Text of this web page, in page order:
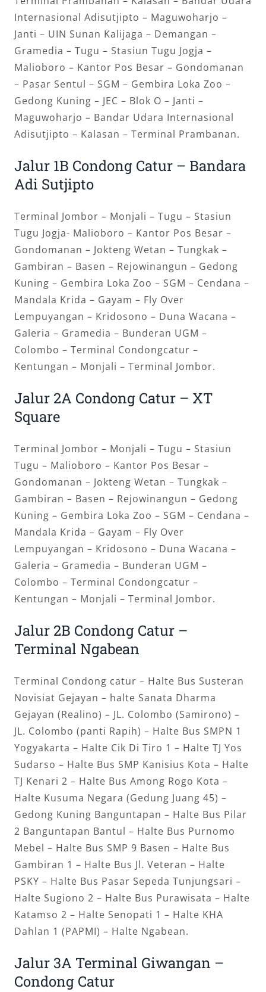
Internasional Adisutjipto – Maguwoharjo –
Janti – UIN Sunan Kalijaga – Demangan –
Gramedia – Tugu – Stasiun Tugu Jogja –
Malioboro – Kantor Pos Besar – Gondomanan
– Pasar Sentul – SGM – Gembira Loka Zoo –
Gedong Kuning – JEC – Blok O – Janti –
Maguwoharjo – Bandar Udara Internasional
Adisutjipto – Kalasan – Terminal Prambanan.
Jalur 1B Condong Catur – Bandara
Adi Sutjipto
Terminal Jombor – Monjali – Tugu – Stasiun
Tugu Jogja- Malioboro – Kantor Pos Besar –
Gondomanan – Jokteng Wetan – Tungkak –
Gambiran – Basen – Rejowinangun – Gedong
Kuning – Gembira Loka Zoo – SGM – Cendana –
Mandala Krida – Gayam – Fly Over
Lempuyangan – Kridosono – Duna Wacana –
Galeria – Gramedia – Bunderan UGM –
Colombo – Terminal Condongcatur –
Kentungan – Monjali – Terminal Jombor.
Jalur 2A Condong Catur – XT
Square
Terminal Jombor – Monjali – Tugu – Stasiun
Tugu – Malioboro – Kantor Pos Besar –
Gondomanan – Jokteng Wetan – Tungkak –
Gambiran – Basen – Rejowinangun – Gedong
Kuning – Gembira Loka Zoo – SGM – Cendana –
Mandala Krida – Gayam – Fly Over
Lempuyangan – Kridosono – Duna Wacana –
Galeria – Gramedia – Bunderan UGM –
Colombo – Terminal Condongcatur –
Kentungan – Monjali – Terminal Jombor.
Jalur 2B Condong Catur –
Terminal Ngabean
Terminal Condong catur – Halte Bus Susteran
Novisiat Gejayan – halte Sanata Dharma
Gejayan (Realino) – JL. Colombo (Samirono) –
JL. Colombo (panti Rapih) – Halte Bus SMPN 1
Yogyakarta – Halte Cik Di Tiro 1 – Halte TJ Yos
Sudarso – Halte Bus SMP Kanisius Kota – Halte
TJ Kenari 2 – Halte Bus Among Rogo Kota –
Halte Kusuma Negara (Gedung Juang 45) –
Gedong Kuning Banguntapan – Halte Bus Pilar
2 Banguntapan Bantul – Halte Bus Purnomo
Mebel – Halte Bus SMP 9 Basen – Halte Bus
Gambiran 1 – Halte Bus Jl. Veteran – Halte
PSKY – Halte Bus Pasar Sepeda Tunjungsari –
Halte Sugiono 2 – Halte Bus Purawisata – Halte
Katamso 2 – Halte Senopati 1 – Halte KHA
Dahlan 1 (PAPMI) – Halte Ngabean.
Jalur 3A Terminal Giwangan –
Condong Catur